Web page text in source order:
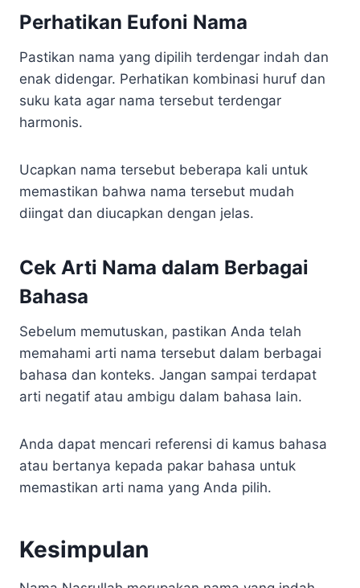
Perhatikan Eufoni Nama
Pastikan nama yang dipilih terdengar indah dan
enak didengar. Perhatikan kombinasi huruf dan
suku kata agar nama tersebut terdengar
harmonis.
Ucapkan nama tersebut beberapa kali untuk
memastikan bahwa nama tersebut mudah
diingat dan diucapkan dengan jelas.
Cek Arti Nama dalam Berbagai
Bahasa
Sebelum memutuskan, pastikan Anda telah
memahami arti nama tersebut dalam berbagai
bahasa dan konteks. Jangan sampai terdapat
arti negatif atau ambigu dalam bahasa lain.
Anda dapat mencari referensi di kamus bahasa
atau bertanya kepada pakar bahasa untuk
memastikan arti nama yang Anda pilih.
Kesimpulan